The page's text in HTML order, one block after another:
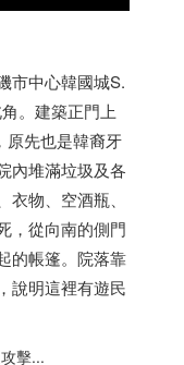
市中心韓國城S.
。建築正門上
原先也是韓裔牙
內堆滿垃圾及各
物、空酒瓶、
，從向南的側門
的帳篷。院落靠
說明這裡有遊民